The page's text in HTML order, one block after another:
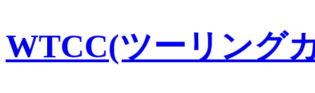
WTCC(ツーリング